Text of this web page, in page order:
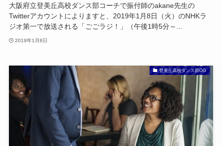
大阪府立登美丘高校ダンス部コーチで振付師のakane先生の
Twitterアカウントによりますと、2019年1月8日（火）のNHKラ
ジオ第一で放送される「ごごラジ！」（午後1時5分～...
2019年1月8日
登美丘高校ダンス部OG